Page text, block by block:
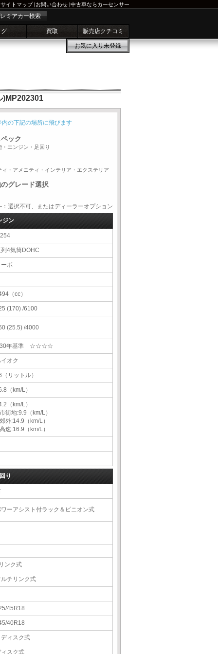
サイトマップ|お問い合わせ |中古車ならカーセンサー
ミアカー検索
買取 販売店クチコミ
お気に入り未登録
)MP202301
内の下記の場所に飛びます
ック
・エンジン・足回り
ィ・アメニティ・インテリア・エクステリア
グレード選択
択不可、またはディーラーオプション
ジン
4気筒DOHC
ーボ
（cc）
(170) /6100
(25.5) /4000
年基準 ☆☆☆☆
オク
（リットル）
（km/L）
（km/L）
街地:9.9（km/L）
外:14.9（km/L）
速:16.9（km/L）
り
ーアシスト付ラック＆ピニオン式
ンク式
ルチリンク式
45R18
40R18
ディスク式
スク式